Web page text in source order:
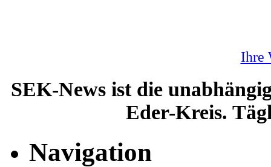
Ihre
SEK-News ist die
Eder-Kreis.
Navigation